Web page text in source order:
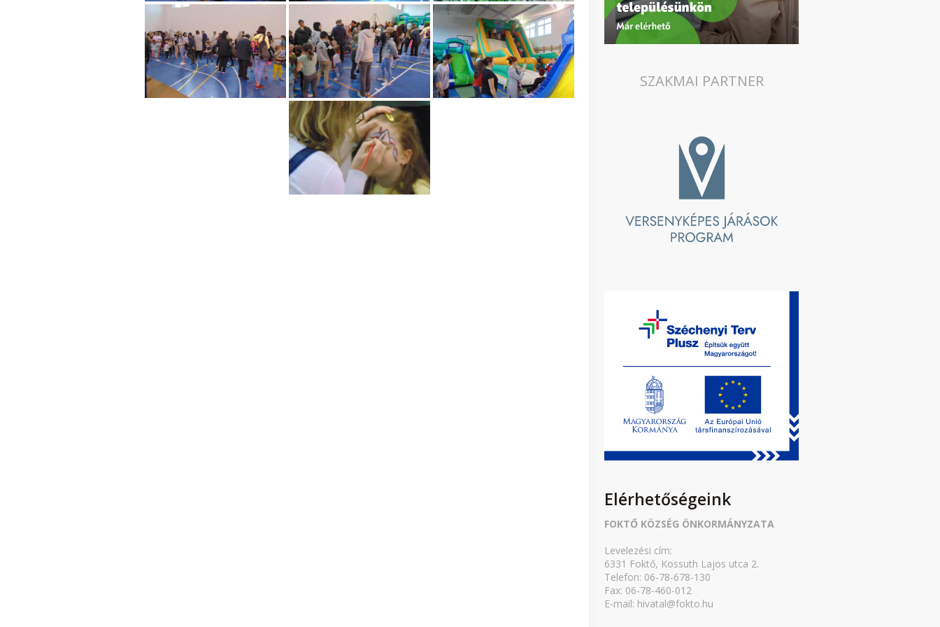
SZAKMAI PARTNER
Elérhetőségeink
FOKTŐ KÖZSÉG ÖNKORMÁNYZATA
Levelezési cím:
6331 Foktő, Kossuth Lajos utca 2.
Telefon: 06-78-678-130
Fax: 06-78-460-012
E-mail: hivatal@fokto.hu